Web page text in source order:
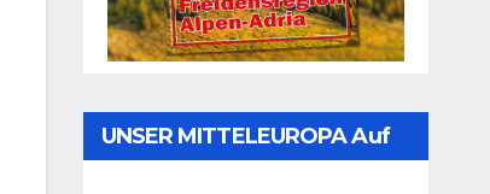
UNSER MITTELEUROPA Auf